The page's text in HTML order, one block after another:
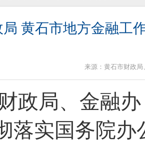
黄石市地方金融工
来源： 黄石市财政局
政局、金融
落实国务院